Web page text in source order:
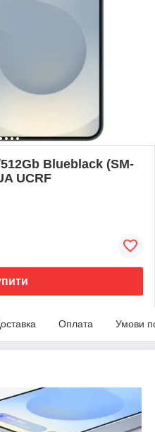
Blueblack (SM-
UCRF
Оплата Умови